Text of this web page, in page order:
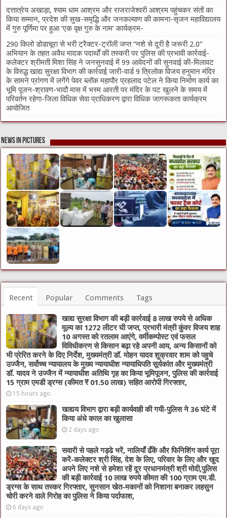
दत्तात्रेय अखाड़ा, श्याम धाम आश्रम और राजराजेश्वरी आश्रम पहुंचकर संतों का
किया सम्मान, प्रदेश की सुख-समृद्धि और जनकल्याण की कामना-सृजन महाविद्यालय
में गुरु पूर्णिमा पर हुआ ‘एक वृक्ष गुरु के नाम’ कार्यक्रम-
290 किलो डोडाचूरा से भरी ट्रैक्टर-ट्रॉली जप्त “नशे से दूरी है जरूरी 2.0”
अभियान के तहत अवैध मादक पदार्थों की तस्करी पर पुलिस की प्रभावी कार्रवाई-
कलेक्टर श्रीमती मिशा सिंह ने जनसुनवाई में 99 आवेदनों की सुनवाई की-मिलावट
के विरुद्ध खाद्य सुरक्षा विभाग की कार्रवाई जारी-वार्ड 9 त्रिलोक विजय हनुमान मंदिर
के सामने प्रांगण में लगेंगे पेवर ब्लॉक महापौर प्रहलाद पटेल ने किया निर्माण कार्य का
भूमि पूजन-श्रावण-भादौ मास में भस्म आरती पर मंदिर के पट खुलने के समय में
परिवर्तन रहेगा-जिला विधिक सेवा प्राधिकरण द्वारा विधिक जागरूकता कार्यक्रम
आयोजित
News in Pictures
Recent Popular Comments Tags
खाद्य सुरक्षा विभाग की बड़ी कार्रवाई 8 लाख रुपये से अधिक
मूल्य का 1272 लीटर घी जप्त, प्रभारी मंत्री कुंवर विजय शाह
10 अगस्त को रतलाम आएंगे, वर्मीकम्पोस्ट एवं फसल
विविधीकरण से किसान बढ़ा रहे अपनी आय, अन्य किसानों को
भी प्रेरित करने के दिए निर्देश, मुख्यमंत्री डॉ. मोहन यादव शुक्रवार शाम को पहुचे
उज्जैन, सर्वोच्च न्यायालय के मुख्‍य न्‍यायाधीश न्यायाधिपति सूर्यकांत और मुख्यमंत्री
डॉ. यादव ने उज्जैन में न्यायाधीश अतिथि गृह का किया भूमिपूजन, पुलिस की कार्रवाई
15 ग्राम एमडी ड्रग्स (कीमत ₹ 01.50 लाख) सहित आरोपी गिरफ्तार,
15 hours ago
खाद्यय विभाग द्वारा बड़ी कार्यवाही की गयी-पुलिस ने 36 घंटे में
किया अंधे कत्ल का खुलासा
2 days ago
सवारी से पहले गड्ढे भरें, नालियाँ ढँकें और फिनिशिंग कार्य पूरा
करें-कलेक्टर श्री सिंह, देश के लिए, परिवार के लिए और खुद
अपने लिए नशे से हमेशा रहें दूर प्रधानमंत्री श्री मोदी,पुलिस
की बड़ी कार्रवाई 10 लाख रुपये कीमत की 100 ग्राम एम.डी.
ड्रग्स के साथ तस्कर गिरफ्तार, सुनसान खेत-मकानों को निशाना बनाकर लहसुन
चोरी करने वाले गिरोह का पुलिस ने किया पर्दाफाश,
6 days ago